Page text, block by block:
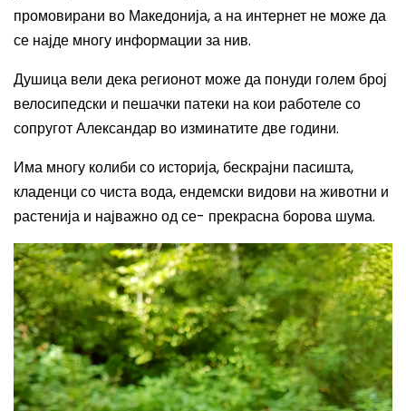
промовирани во Македонија, а на интернет не може да
се најде многу информации за нив.
Душица вели дека регионот може да понуди голем број
велосипедски и пешачки патеки на кои работеле со
сопругот Александар во изминатите две години.
Има многу колиби со историја, бескрајни пасишта,
кладенци со чиста вода, ендемски видови на животни и
растенија и најважно од се- прекрасна борова шума.